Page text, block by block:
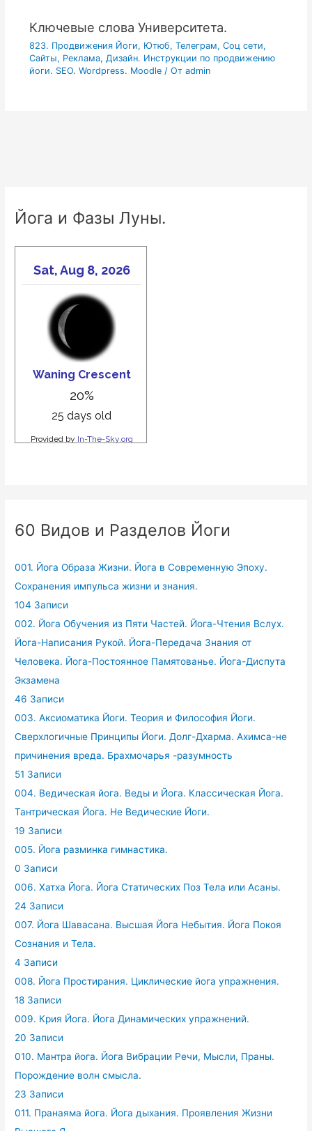
Ключевые слова Университета.
823. Продвижения Йоги, Ютюб, Телеграм, Соц сети,
Сайты, Реклама, Дизайн. Инструкции по продвижению
йоги. SEO. Wordpress. Moodle/ От admin
Йога и Фазы Луны.
60 Видов и Разделов Йоги
001. Йога Образа Жизни. Йога в Современную Эпоху.
Сохранения импульса жизни и знания.
104 Записи
002. Йога Обучения из Пяти Частей. Йога-Чтения Вслух.
Йога-Написания Рукой. Йога-Передача Знания от
Человека. Йога-Постоянное Памятованье. Йога-Диспута
Экзамена
46 Записи
003. Аксиоматика Йоги. Теория и Философия Йоги.
Сверхлогичные Принципы Йоги. Долг-Дхарма. Ахимса-не
причинения вреда. Брахмочарья -разумность
51 Записи
004. Ведическая йога. Веды и Йога. Классическая Йога.
Тантрическая Йога. Не Ведические Йоги.
19 Записи
005. Йога разминка гимнастика.
0 Записи
006. Хатха Йога. Йога Статических Поз Тела или Асаны.
24 Записи
007. Йога Шавасана. Высшая Йога Небытия. Йога Покоя
Сознания и Тела.
4 Записи
008. Йога Простирания. Циклические йога упражнения.
18 Записи
009. Крия Йога. Йога Динамических упражнений.
20 Записи
010. Мантра йога. Йога Вибрации Речи, Мысли, Праны.
Порождение волн смысла.
23 Записи
011. Пранаяма йога. Йога дыхания. Проявления Жизни